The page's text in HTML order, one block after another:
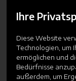
Ihre
Diese Website
Technologien, um
ermöglichen und
Bedürfnisse
außerdem, um